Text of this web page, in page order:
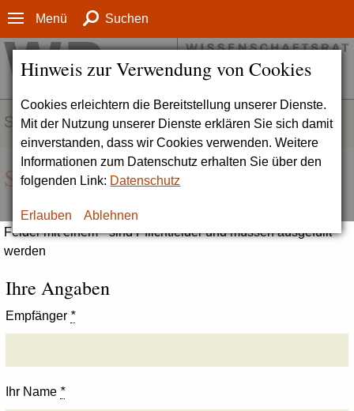
Hinweis zur Verwendung von Cookies
Cookies erleichtern die Bereitstellung unserer Dienste.
Mit der Nutzung unserer Dienste erklären Sie sich damit
einverstanden, dass wir Cookies verwenden. Weitere
Informationen zum Datenschutz erhalten Sie über den
folgenden Link: Datenschutz
Erlauben Ablehnen
Menü Suchen
SERVICE
Seite empfehlen
Felder mit einem * sind Pflichtfelder und müssen ausgefüllt
werden
Ihre Angaben
Empfänger *
Ihr Name *